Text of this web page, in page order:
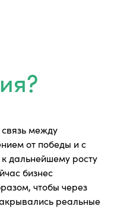
между
от победы и с
дальнейшему росту
бизнес
чтобы через
реальные